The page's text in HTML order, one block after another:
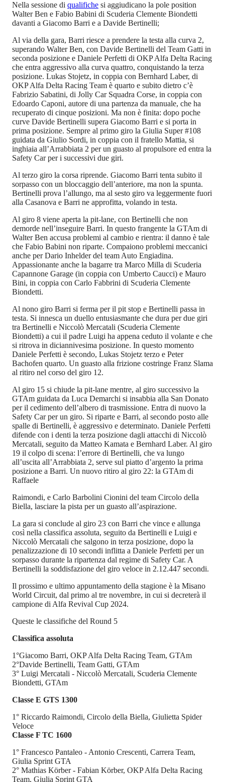
Nella sessione di qualifiche si aggiudicano la pole position
Walter Ben e Fabio Babini di Scuderia Clemente Biondetti
davanti a Giacomo Barri e a Davide Bertinelli;
Al via della gara, Barri riesce a prendere la testa alla curva 2,
superando Walter Ben, con Davide Bertinelli del Team Gatti in
seconda posizione e Daniele Perfetti di OKP Alfa Delta Racing
che entra aggressivo alla curva quattro, conquistando la terza
posizione. Lukas Stojetz, in coppia con Bernhard Laber, di
OKP Alfa Delta Racing Team è quarto e subito dietro c’è
Fabrizio Sabatini, di Jolly Car Squadra Corse, in coppia con
Edoardo Caponi, autore di una partenza da manuale, che ha
recuperato di cinque posizioni. Ma non è finita: dopo poche
curve Davide Bertinelli supera Giacomo Barri e si porta in
prima posizione. Sempre al primo giro la Giulia Super #108
guidata da Giulio Sordi, in coppia con il fratello Mattia, si
inghiaia all’Arrabbiata 2 per un guasto al propulsore ed entra la
Safety Car per i successivi due giri.
Al terzo giro la corsa riprende. Giacomo Barri tenta subito il
sorpasso con un bloccaggio dell’anteriore, ma non la spunta.
Bertinelli prova l’allungo, ma al sesto giro va leggermente fuori
alla Casanova e Barri ne approfitta, volando in testa.
Al giro 8 viene aperta la pit-lane, con Bertinelli che non
demorde nell’inseguire Barri. In questo frangente la GTAm di
Walter Ben accusa problemi al cambio e rientra: il danno è tale
che Fabio Babini non riparte. Compaiono problemi meccanici
anche per Dario Inhelder del team Auto Engiadina.
Appassionante anche la bagarre tra Marco Milla di Scuderia
Capannone Garage (in coppia con Umberto Caucci) e Mauro
Bini, in coppia con Carlo Fabbrini di Scuderia Clemente
Biondetti.
Al nono giro Barri si ferma per il pit stop e Bertinelli passa in
testa. Si innesca un duello entusiasmante che dura per due giri
tra Bertinelli e Niccolò Mercatali (Scuderia Clemente
Biondetti) a cui il padre Luigi ha appena ceduto il volante e che
si ritrova in diciannivesima posizione. In questo momento
Daniele Perfetti è secondo, Lukas Stojetz terzo e Peter
Bachofen quarto. Un guasto alla frizione costringe Franz Slama
al ritiro nel corso del giro 12.
Al giro 15 si chiude la pit-lane mentre, al giro successivo la
GTAm guidata da Luca Demarchi si insabbia alla San Donato
per il cedimento dell’albero di trasmissione. Entra di nuovo la
Safety Car per un giro. Si riparte e Barri, al secondo posto alle
spalle di Bertinelli, è aggressivo e determinato. Daniele Perfetti
difende con i denti la terza posizione dagli attacchi di Niccolò
Mercatali, seguito da Matteo Kamata e Bernhard Laber. Al giro
19 il colpo di scena: l’errore di Bertinelli, che va lungo
all’uscita all’Arrabbiata 2, serve sul piatto d’argento la prima
posizione a Barri. Un nuovo ritiro al giro 22: la GTAm di
Raffaele
Raimondi, e Carlo Barbolini Cionini del team Circolo della
Biella, lasciare la pista per un guasto all’aspirazione.
La gara si conclude al giro 23 con Barri che vince e allunga
così nella classifica assoluta, seguito da Bertinelli e Luigi e
Niccolò Mercatali che salgono in terza posizione, dopo la
penalizzazione di 10 secondi inflitta a Daniele Perfetti per un
sorpasso durante la ripartenza dal regime di Safety Car. A
Bertinelli la soddisfazione del giro veloce in 2.12.447 secondi.
Il prossimo e ultimo appuntamento della stagione è la Misano
World Circuit, dal primo al tre novembre, in cui si decreterà il
campione di Alfa Revival Cup 2024.
Queste le classifiche del Round 5
Classifica assoluta
1°Giacomo Barri, OKP Alfa Delta Racing Team, GTAm
2°Davide Bertinelli, Team Gatti, GTAm
3° Luigi Mercatali - Niccolò Mercatali, Scuderia Clemente
Biondetti, GTAm
Classe E GTS 1300
1° Riccardo Raimondi, Circolo della Biella, Giulietta Spider
Veloce
Classe F TC 1600
1° Francesco Pantaleo - Antonio Crescenti, Carrera Team,
Giulia Sprint GTA
2° Mathias Körber - Fabian Körber, OKP Alfa Delta Racing
Team, Giulia Sprint GTA